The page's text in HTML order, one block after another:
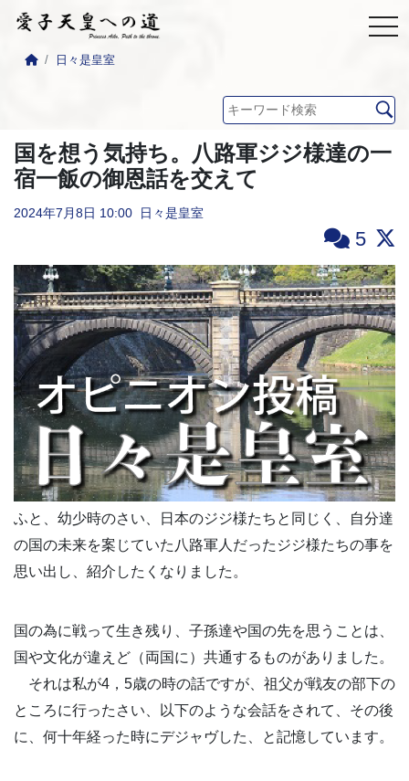
日々是皇室
国を想う気持ち。八路軍ジジ様達の一
宿一飯の御恩話を交えて
2024年7月8日 10:00 日々是皇室
5
ふと、幼少時のさい、日本のジジ様たちと同じく、自分達
の国の未来を案じていた八路軍人だったジジ様たちの事を
思い出し、紹介したくなりました。
国の為に戦って生き残り、子孫達や国の先を思うことは、
国や文化が違えど（両国に）共通するものがありました。
それは私が4，5歳の時の話ですが、祖父が戦友の部下の
ところに行ったさい、以下のような会話をされて、その後
に、何十年経った時にデジャヴした、と記憶しています。